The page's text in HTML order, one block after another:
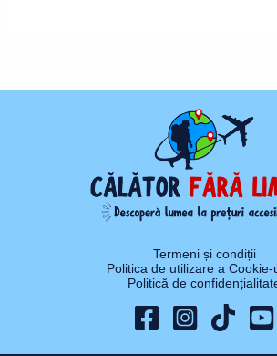
Termeni și condiții
Politica de utilizare a Cookie-
Politică de